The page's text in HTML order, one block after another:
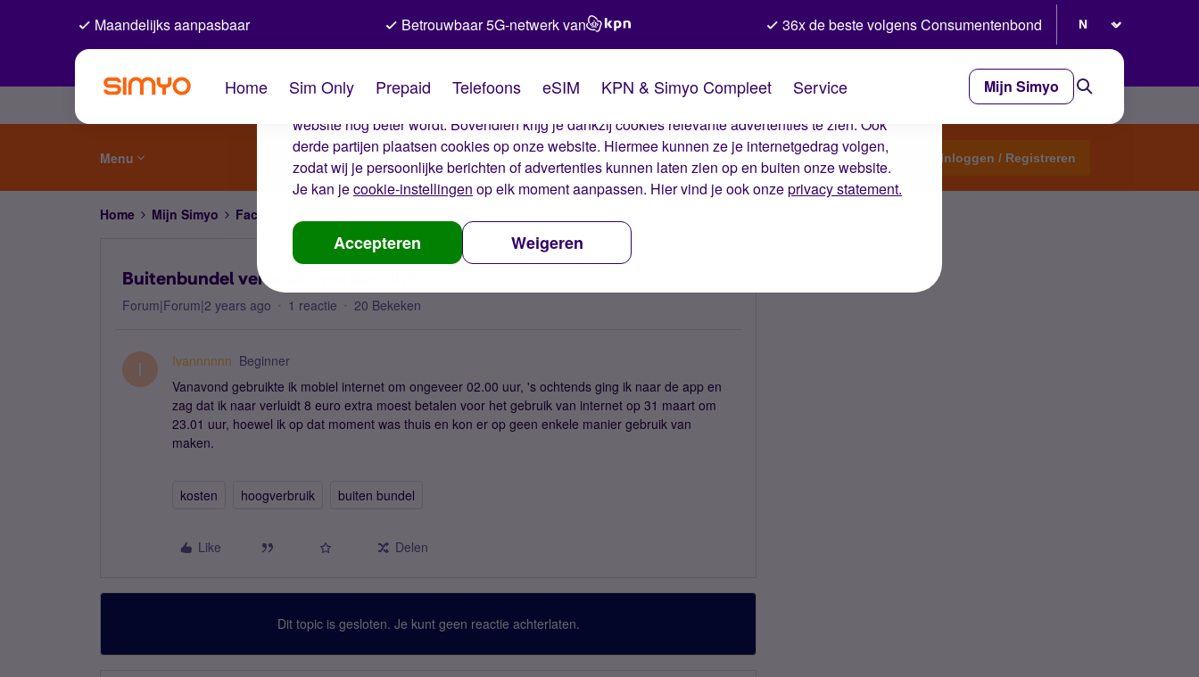
De cookies van Simyo
Wij gebruiken cookies op onze website. Met deze cookies zorgen wij ervoor dat je ervaring op de
website nog beter wordt. Bovendien krijg je dankzij cookies relevante advertenties te zien. Ook
derde partijen plaatsen cookies op onze website. Hiermee kunnen ze je internetgedrag volgen,
zodat wij je persoonlijke berichten of advertenties kunnen laten zien op en buiten onze website.
Je kan jecookie-instellingen op elk moment aanpassen. Hier vind je ook onzeprivacy statement.
Accepteren Weigeren
Maandelijks aanpasbaar Betrouwbaar 5G-netwerk van 36x de beste volgens Consumentenbond
Home Sim Only Prepaid Telefoons eSIM KPN & Simyo Compleet Service Mijn Simyo
Menu Start een topic Inloggen / Registreren
Home Mijn Simyo Factuur en betalen
Buitenbundel verbruik, hoe kan dit?
Forum|Forum|2 years ago 1 reactie 20 Bekeken
I Ivannnnnn Beginner
Vanavond gebruikte ik mobiel internet om ongeveer 02.00 uur, 's ochtends ging ik naar de app en
zag dat ik naar verluidt 8 euro extra moest betalen voor het gebruik van internet op 31 maart om
23.01 uur, hoewel ik op dat moment was thuis en kon er op geen enkele manier gebruik van
maken.
kosten hoogverbruik buiten bundel
Like Delen
Dit topic is gesloten. Je kunt geen reactie achterlaten.